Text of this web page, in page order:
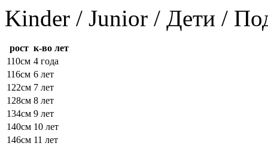
Kinder / Junior / Дети /
рост к-во лет
110см 4 года
116см 6 лет
122см 7 лет
128см 8 лет
134см 9 лет
140см 10 лет
146см 11 лет